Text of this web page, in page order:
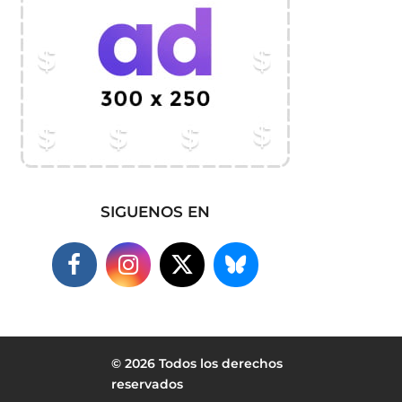
SIGUENOS EN
© 2026 Todos los derechos
reservados